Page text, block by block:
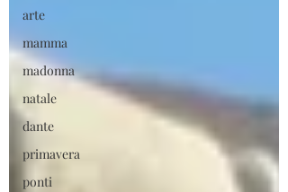
arte
mamma
madonna
natale
dante
primavera
ponti